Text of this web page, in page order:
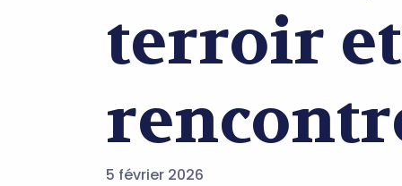
terroir et
5 février 2026